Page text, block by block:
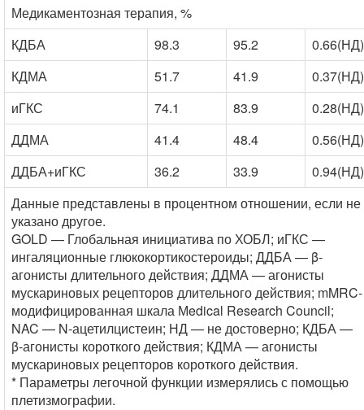
Медикаментозная терапия, %
КДБА
98.3 95.2
0.66(НД)
КДМА
51.7 41.9
0.37(НД)
иГКС
74.1 83.9
0.28(НД)
ДДМА
41.4 48.4
0.56(НД)
ДДБА+иГКС
36.2 33.9
0.94(НД)
Данные представлены в процентном отношении, если не
указано другое.
GOLD — Глобальная инициатива по ХОБЛ; иГКС —
ингаляционные глюкокортикостероиды; ДДБА — β-
агонисты длительного действия; ДДМА — агонисты
мускариновых рецепторов длительного действия; mMRC-
модифицированная шкала Мedical Research Council;
NAC — N-ацетилцистеин; НД — не достоверно; КДБА —
β-агонисты короткого действия; КДМА — агонисты
мускариновых рецепторов короткого действия.
* Параметры легочной функции измерялись с помощью
плетизмографии.